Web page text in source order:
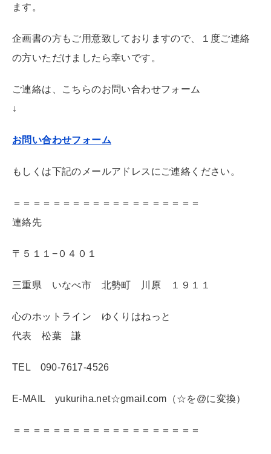
ます。
企画書の方もご用意致しておりますので、１度ご連絡
の方いただけましたら幸いです。
ご連絡は、こちらのお問い合わせフォーム
↓
お問い合わせフォーム
もしくは下記のメールアドレスにご連絡ください。
＝＝＝＝＝＝＝＝＝＝＝＝＝＝＝＝＝＝＝
連絡先
〒５１１−０４０１
三重県 いなべ市 北勢町 川原 １９１１
心のホットライン ゆくりはねっと
代表 松葉 謙
TEL 090-7617-4526
E-MAIL yukuriha.net☆gmail.com（☆を@に変換）
＝＝＝＝＝＝＝＝＝＝＝＝＝＝＝＝＝＝＝